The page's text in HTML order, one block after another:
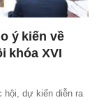
ý kiến về
khóa XVI
hội, dự kiến diễn ra